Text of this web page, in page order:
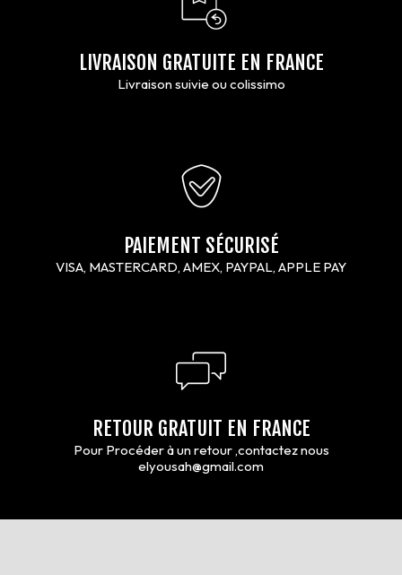
LIVRAISON GRATUITE EN FRANCE
Livraison suivie ou colissimo
PAIEMENT SÉCURISÉ
VISA, MASTERCARD, AMEX, PAYPAL, APPLE PAY
RETOUR GRATUIT EN FRANCE
Pour Procéder à un retour ,contactez nous
elyousah@gmail.com